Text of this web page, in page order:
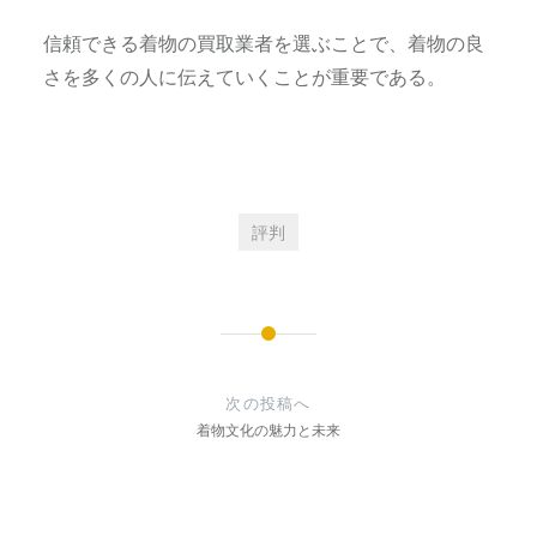
信頼できる着物の買取業者を選ぶことで、着物の良
さを多くの人に伝えていくことが重要である。
評判
次の投稿へ
着物文化の魅力と未来